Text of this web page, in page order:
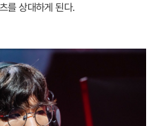
를 상대하게 된다.